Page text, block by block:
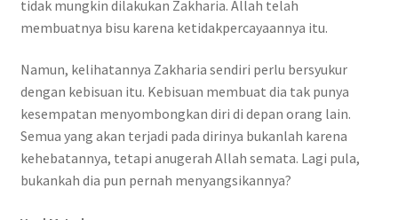
tidak mungkin dilakukan Zakharia. Allah telah
membuatnya bisu karena ketidakpercayaannya itu.
Namun, kelihatannya Zakharia sendiri perlu bersyukur
dengan kebisuan itu. Kebisuan membuat dia tak punya
kesempatan menyombongkan diri di depan orang lain.
Semua yang akan terjadi pada dirinya bukanlah karena
kehebatannya, tetapi anugerah Allah semata. Lagi pula,
bukankah dia pun pernah menyangsikannya?